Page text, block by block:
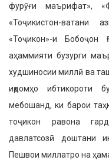
фурӯғи маърифат»,
«Тоҷикистон-ватани
«Тоҷикон»-и
аҳаммияти бузурги
худшиносии миллӣ ва
иқдомҳо ибтикороти
мебошанд, ки барои
тоҷикон равона
давлатсозӣ доштани
Пешвои миллатро на